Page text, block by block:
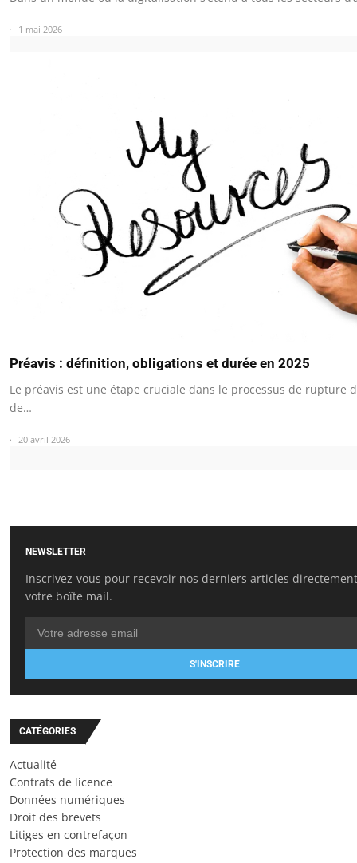
1 mai 2026
Préavis : définition, obligations et durée en 2025
Le préavis est une étape cruciale dans le processus de rupture
de…
20 avril 2026
NEWSLETTER
Inscrivez-vous pour recevoir nos derniers articles
votre boîte mail.
S'INSCRIRE
CATÉGORIES
Actualité
Contrats de licence
Données numériques
Droit des brevets
Litiges en contrefaçon
Protection des marques